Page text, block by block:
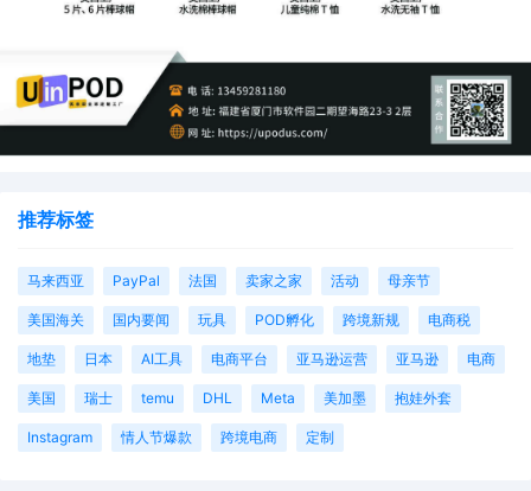
推荐标签
马来西亚 PayPal 法国 卖家之家 活动 母亲节
美国海关 国内要闻 玩具 POD孵化 跨境新规 电商税
地垫 日本 AI工具 电商平台 亚马逊运营 亚马逊 电商
美国 瑞士 temu DHL Meta 美加墨 抱娃外套
Instagram 情人节爆款 跨境电商 定制